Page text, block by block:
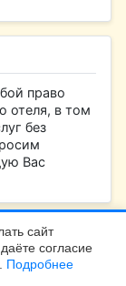
право
отеля, в том
без
Вас
45-40
308
сайт
согласие
Подробнее